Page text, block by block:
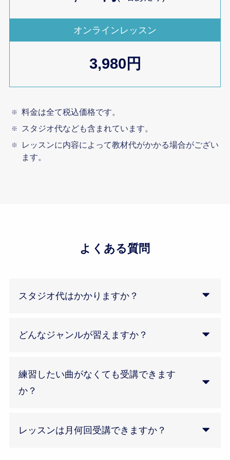
オンラインレッスン
3,980円
料金は全て税込価格です。
スタジオ代なども含まれています。
レッスンに内容によって教材代がかかる場合がござい
ます。
よくある質問
スタジオ代はかかりますか？
どんなジャンルが習えますか？
練習したい曲がなくても受講できます
か？
レッスンは月何回受講できますか？